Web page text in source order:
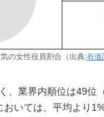
の女性役員割合（出典:有価
、業界内順位は49位
おいては、平均より